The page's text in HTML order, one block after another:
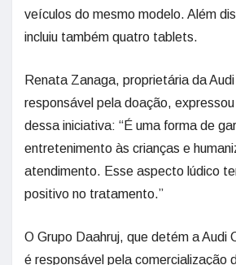
veículos do mesmo modelo. Além
incluiu também quatro tablets.
Renata Zanaga, proprietária da
responsável pela doação,
dessa iniciativa: “É uma forma de
entretenimento às crianças e
atendimento. Esse aspecto lúdico
positivo no tratamento.”
O Grupo Daahruj, que detém a Audi
é responsável pela comercialização